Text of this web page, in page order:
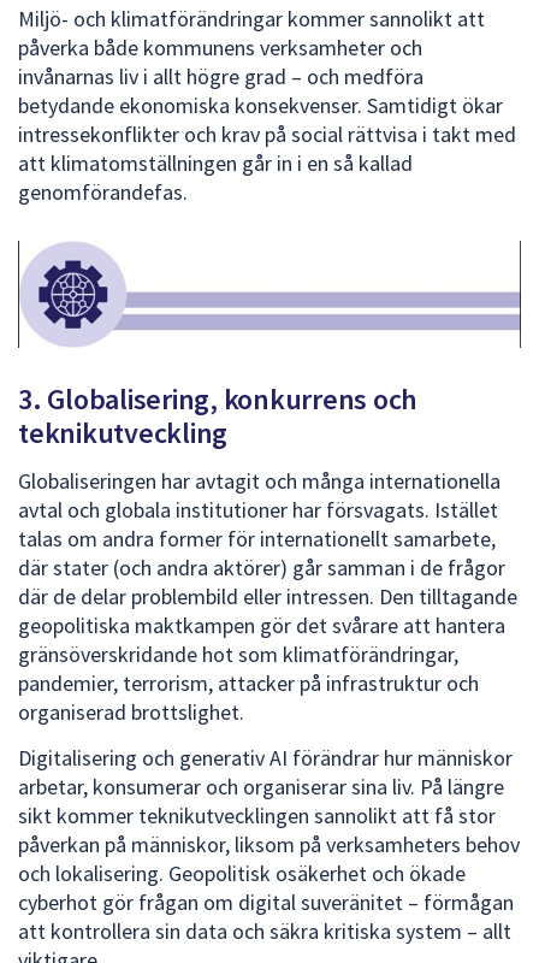
Miljö- och klimatförändringar kommer sannolikt att
påverka både kommunens verksamheter och
invånarnas liv i allt högre grad – och medföra
betydande ekonomiska konsekvenser. Samtidigt ökar
intressekonflikter och krav på social rättvisa i takt med
att klimatomställningen går in i en så kallad
genomförandefas.
3. Globalisering, konkurrens och
teknikutveckling
Globaliseringen har avtagit och många internationella
avtal och globala institutioner har försvagats. Istället
talas om andra former för internationellt samarbete,
där stater (och andra aktörer) går samman i de frågor
där de delar problembild eller intressen. Den tilltagande
geopolitiska maktkampen gör det svårare att hantera
gränsöverskridande hot som klimatförändringar,
pandemier, terrorism, attacker på infrastruktur och
organiserad brottslighet.
Digitalisering och generativ AI förändrar hur människor
arbetar, konsumerar och organiserar sina liv. På längre
sikt kommer teknikutvecklingen sannolikt att få stor
påverkan på människor, liksom på verksamheters behov
och lokalisering. Geopolitisk osäkerhet och ökade
cyberhot gör frågan om digital suveränitet – förmågan
att kontrollera sin data och säkra kritiska system – allt